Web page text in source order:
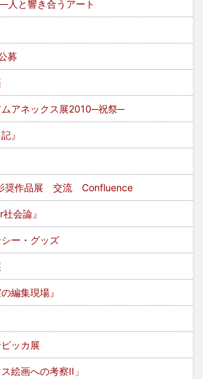
人と響き合うアート
募
アネックス展2010─祝祭─
』
奨作品展 交流 Confluence
会論』
ー・グッズ
編集現場』
ッカ展
絵画への考察II」